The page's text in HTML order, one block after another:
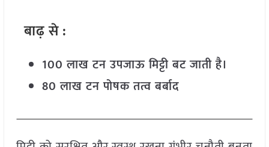
बाढ़ से :
100 लाख टन उपजाऊ मिट्टी बट जाती है।
80 लाख टन पोषक तत्व बर्बाद